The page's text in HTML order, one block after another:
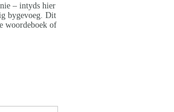
nie – intyds hier
bygevoeg. Dit
woordeboek of